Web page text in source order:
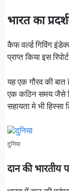
भारत का
कैफ वर्ल्ड गिविंग
प्राप्त किया इस
यह एक गौरव की बात
एक कठिन समय जैसे
सहायता मे भी हिस्सा
दुनिया
दान की भारतीय